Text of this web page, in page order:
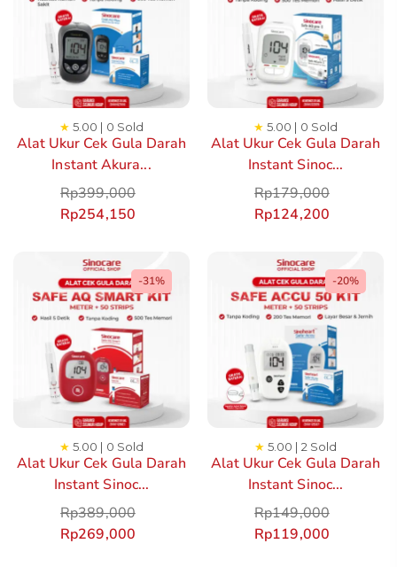
Alat Ukur Cek Gula Darah
Instant Akura...
★5.00 | 0 Sold
Rp399,000
Rp254,150
Alat Ukur Cek Gula Darah
Instant Sinoc...
★5.00 | 0 Sold
Rp179,000
Rp124,200
-31%
Alat Ukur Cek Gula Darah
Instant Sinoc...
★5.00 | 0 Sold
Rp389,000
Rp269,000
-20%
Alat Ukur Cek Gula Darah
Instant Sinoc...
★5.00 | 2 Sold
Rp149,000
Rp119,000